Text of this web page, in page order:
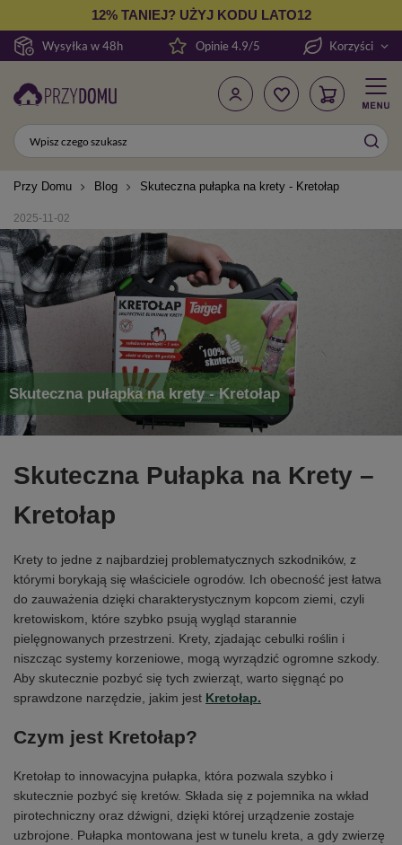
Wysyłka w 48h
12% TANIEJ? UŻYJ KODU LATO12
Opinie 4.9/5 Korzyści
Przy Domu Blog Skuteczna pułapka na krety - Kretołap
2025-11-02
Skuteczna pułapka na krety - Kretołap
Skuteczna Pułapka na Krety –
Kretołap
Krety to jedne z najbardziej problematycznych szkodników, z
którymi borykają się właściciele ogrodów. Ich obecność jest łatwa
do zauważenia dzięki charakterystycznym kopcom ziemi, czyli
kretowiskom, które szybko psują wygląd starannie
pielęgnowanych przestrzeni. Krety, zjadając cebulki roślin i
niszcząc systemy korzeniowe, mogą wyrządzić ogromne szkody.
Aby skutecznie pozbyć się tych zwierząt, warto sięgnąć po
sprawdzone narzędzie, jakim jest Kretołap.
Czym jest Kretołap?
Kretołap to innowacyjna pułapka, która pozwala szybko i
skutecznie pozbyć się kretów. Składa się z pojemnika na wkład
pirotechniczny oraz dźwigni, dzięki której urządzenie zostaje
uzbrojone. Pułapka montowana jest w tunelu kreta, a gdy zwierzę